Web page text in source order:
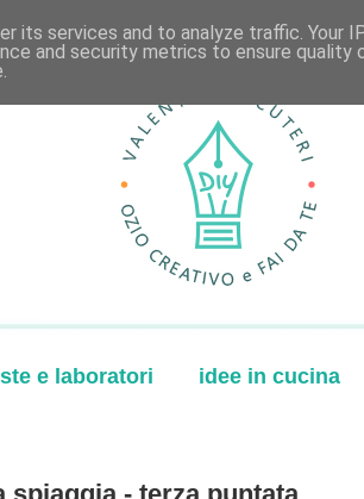
e laboratori idee in cucina
its services and to analyze traffic. Your
and security metrics to ensure quality